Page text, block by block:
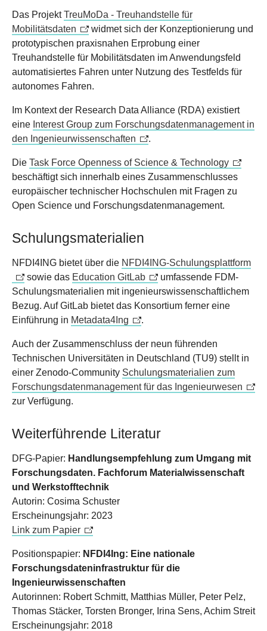
Das ProjektTreuMoDa - Treuhandstelle für
Mobilitätsdaten
widmet sich der Konzeptionierung und
prototypischen praxisnahen Erprobung einer
Treuhandstelle für Mobilitätsdaten im Anwendungsfeld
automatisiertes Fahren unter Nutzung des Testfelds für
autonomes Fahren.
Im Kontext der Research Data Alliance (RDA) existiert
eine Interest Group zum Forschungsdatenmanagement in
den Ingenieurwissenschaften
.
Die Task Force Openness of Science & Technology
beschäftigt sich innerhalb eines Zusammenschlusses
europäischer technischer Hochschulen mit Fragen zu
Open Science und Forschungsdatenmanagement.
Schulungsmaterialien
NFDI4ING bietet über die NFDI4ING-Schulungsplattform
sowie das Education GitLab
umfassende FDM-
Schulungsmaterialien mit ingenieurswissenschaftlichem
Bezug. Auf GitLab bietet das Konsortium ferner eine
Einführung in Metadata4Ing .
Auch der Zusammenschluss der neun führenden
Technischen Universitäten in Deutschland (TU9) stellt in
einer Zenodo-Community Schulungsmaterialien zum
Forschungsdatenmanagement für das Ingenieurwesen
zur Verfügung.
Weiterführende Literatur
DFG-Papier: Handlungsempfehlung zum Umgang mit
Forschungsdaten. Fachforum Materialwissenschaft
und Werkstofftechnik
Autorin: Cosima Schuster
Erscheinungsjahr: 2023
Link zum Papier
Positionspapier: NFDI4Ing: Eine nationale
Forschungsdateninfrastruktur für die
Ingenieurwissenschaften
Autorinnen: Robert Schmitt, Matthias Müller, Peter Pelz,
Thomas Stäcker, Torsten Bronger, Irina Sens, Achim Streit
Erscheinungsjahr: 2018